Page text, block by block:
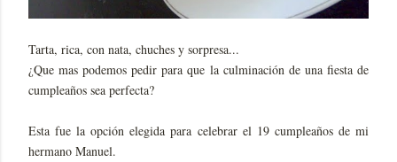
Tarta, rica, con nata, chuches y sorpresa...
¿Que mas podemos pedir para que la culminación de una fiesta de
cumpleaños sea perfecta?
Esta fue la opción elegida para celebrar el 19 cumpleaños de mi
hermano Manuel.